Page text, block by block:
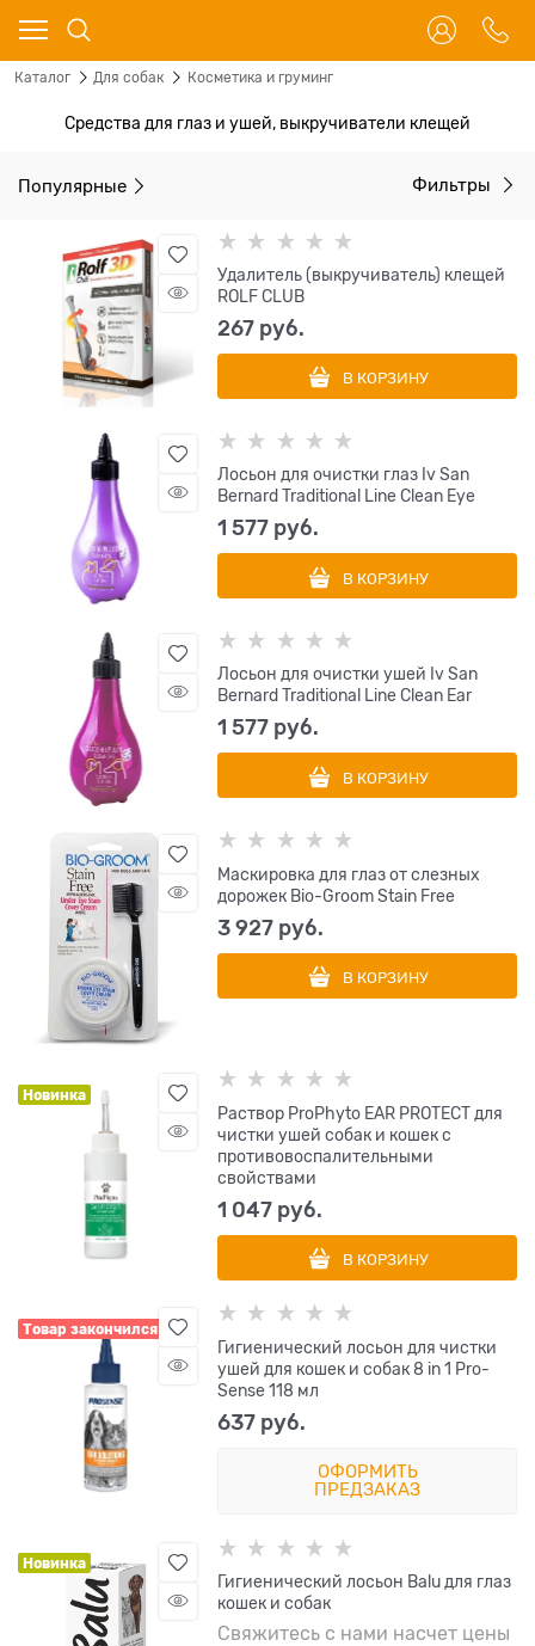
Каталог Для собак Косметика и груминг
Средства для глаз и ушей, выкручиватели клещей
Популярные Фильтры
Удалитель (выкручиватель) клещей
ROLF CLUB
267 руб.
В КОРЗИНУ
Лосьон для очистки глаз Iv San
Bernard Traditional Line Clean Eye
1 577 руб.
В КОРЗИНУ
Лосьон для очистки ушей Iv San
Bernard Traditional Line Clean Ear
1 577 руб.
В КОРЗИНУ
Маскировка для глаз от слезных
дорожек Bio-Groom Stain Free
3 927 руб.
В КОРЗИНУ
Новинка
Раствор ProPhyto EAR PROTECT для
чистки ушей собак и кошек с
противовоспалительными
свойствами
1 047 руб.
В КОРЗИНУ
Товар закончился
Гигиенический лосьон для чистки
ушей для кошек и собак 8 in 1 Pro-
Sense 118 мл
637 руб.
ОФОРМИТЬ
ПРЕДЗАКАЗ
Новинка
Гигиенический лосьон Balu для глаз
кошек и собак
Свяжитесь с нами насчет цены